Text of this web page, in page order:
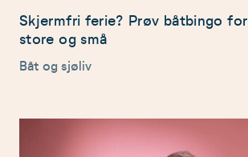
Skjermfri ferie? Prøv båtbingo for
store og små
Båt og sjøliv